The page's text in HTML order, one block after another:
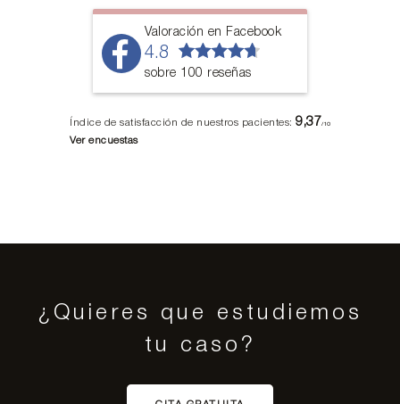
Valoración en Facebook
4.8
sobre 100 reseñas
Índice de satisfacción de nuestros pacientes:9,37/10
Ver encuestas
¿Quieres que estudiemos
tu caso?